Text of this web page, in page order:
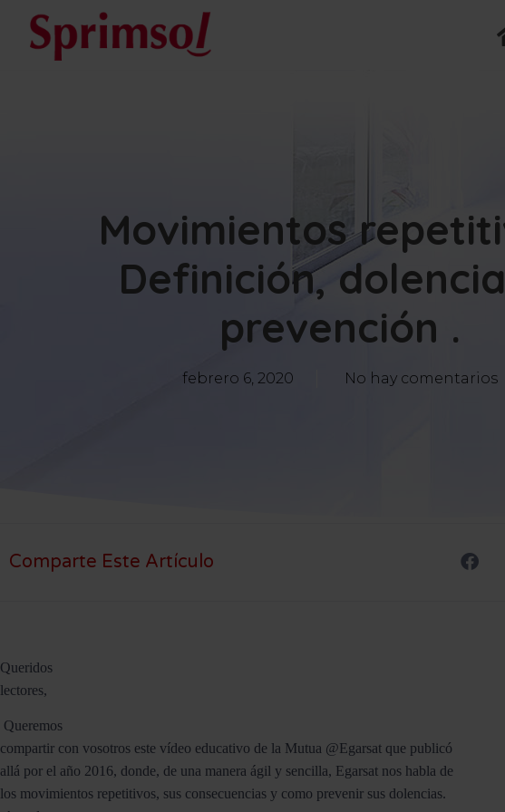
Movimientos
Definición,
prevención .
febrero 6, 2020 No hay comentarios
Comparte Este Artículo
Queridos
lectores,
Queremos
compartir con vosotros este vídeo educativo de la Mutua @Egarsat que publicó
allá por el año 2016, donde, de una manera ágil y sencilla, Egarsat nos habla de
los movimientos repetitivos, sus consecuencias y como prevenir sus dolencias.